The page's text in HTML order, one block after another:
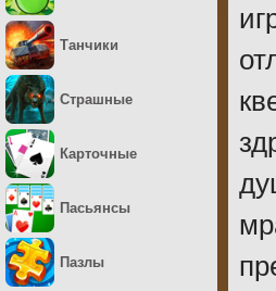
Танчики
Страшные
Карточные
Пасьянсы
Пазлы